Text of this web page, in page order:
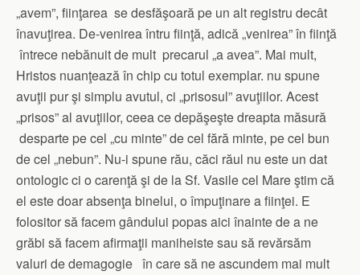
„avem”, fiinţarea se desfăşoară pe un alt registru decât
înavuţirea. De-venirea întru fiinţă, adică „venirea” în fiinţă
întrece nebănuit de mult precarul „a avea”. Mai mult,
Hristos nuanţează în chip cu totul exemplar. nu spune
avuţii pur şi simplu avutul, ci „prisosul” avuţiilor. Acest
„prisos” al avuţiilor, ceea ce depăşeşte dreapta măsură
desparte pe cel „cu minte” de cel fără minte, pe cel bun
de cel „nebun”. Nu-i spune rău, căci răul nu este un dat
ontologic ci o carenţă şi de la Sf. Vasile cel Mare ştim că
el este doar absenţa binelui, o împuţinare a fiinţei. E
folositor să facem gândului popas aici înainte de a ne
grăbi să facem afirmaţii maniheiste sau să revărsăm
valuri de demagogie în care să ne ascundem mai mult